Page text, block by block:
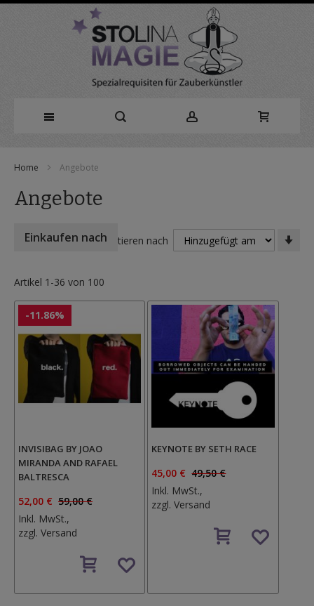
zum
Inhalt
Home Angebote
Angebote
Artikel 1 -36 von 100
Sortieren nach
-11.86%
INVISIBAG BY JOAO
MIRANDA AND RAFAEL
BALTRESCA
52,00 € 59,00 €
Inkl. MwSt.,
zzgl. Versand
den
KEYNOTE BY SETH RACE
45,00 € 49,50 €
Inkl. MwSt.,
zzgl.Versand
den
Einkaufen nach